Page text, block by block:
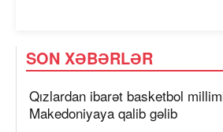
SON XƏBƏRLƏR
Qızlardan ibarət basketbol
Makedoniyaya qalib gəlib